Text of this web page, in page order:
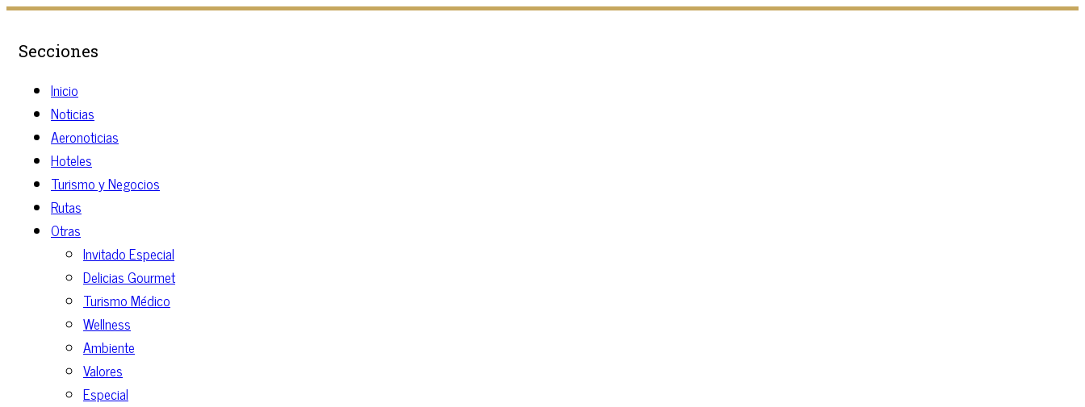
Secciones
Inicio
Noticias
Aeronoticias
Hoteles
Turismo y Negocios
Rutas
Otras
Invitado Especial
Delicias Gourmet
Turismo Médico
Wellness
Ambiente
Valores
Especial